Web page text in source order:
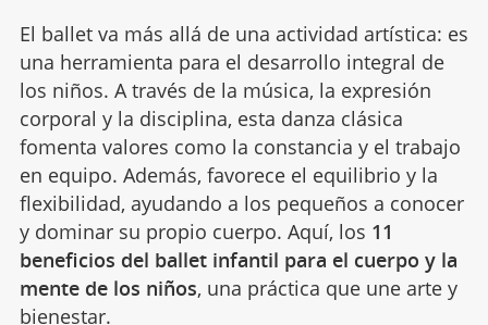
El ballet va más allá de una actividad artística: es
una herramienta para el desarrollo integral de
los niños. A través de la música, la expresión
corporal y la disciplina, esta danza clásica
fomenta valores como la constancia y el trabajo
en equipo. Además, favorece el equilibrio y la
flexibilidad, ayudando a los pequeños a conocer
y dominar su propio cuerpo. Aquí, los 11
beneficios del ballet infantil para el cuerpo y la
mente de los niños, una práctica que une arte y
bienestar.